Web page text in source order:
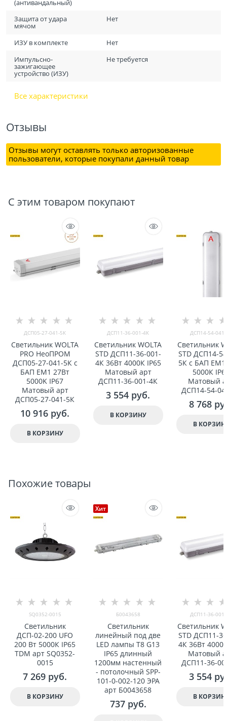
(антивандальный)
Защита от удара
мячом
Нет
ИЗУ в комплекте
Нет
Импульсно-
зажигающее
устройство (ИЗУ)
Не требуется
Все характеристики
Отзывы
Отзывы могут оставлять только авторизованные
пользователи, которые покупали данный товар
С этим товаром покупают
ДСП05-27-041-5К
Светильник WOLTA
PRO НеоПРОМ
ДСП05-27-041-5К с
БАП EM1 27Вт
5000K IP67
Матовый арт
ДСП05-27-041-5К
10 916 руб.
В КОРЗИНУ
ДСП11-36-001-4К
Светильник WOLTA
STD ДСП11-36-001-
4К 36Вт 4000К IP65
Матовый арт
ДСП11-36-001-4К
3 554 руб.
В КОРЗИНУ
ДСП14-54-
Светильник
STD ДСП14-
5К с БАП
5000К
Матовый
ДСП14-54-
8 768
В
Похожие товары
SQ0352-0015
Светильник
ДСП-02-200 UFO
200 Вт 5000К IP65
TDM арт SQ0352-
0015
7 269 руб.
В КОРЗИНУ
Хит
Б0043658
Светильник
линейный под две
LED лампы T8 G13
IP65 длинный
1200мм настенный
- потолочный SPP-
101-0-002-120 ЭРА
арт Б0043658
737 руб.
ДСП11-36-
Светильник
STD ДСП11-
4К 36Вт
Матовый
ДСП11-36-
3 554
В